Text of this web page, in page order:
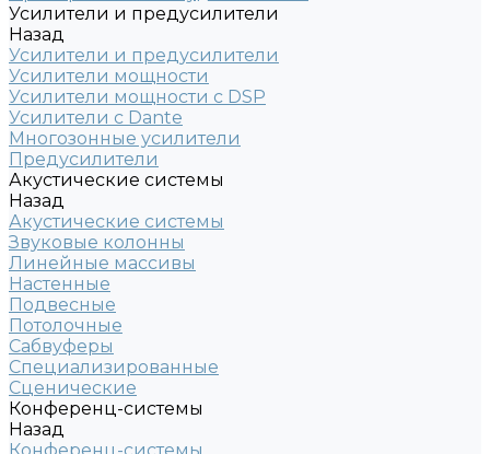
Усилители и предусилители
Назад
Усилители и предусилители
Усилители мощности
Усилители мощности с DSP
Усилители с Dante
Многозонные усилители
Предусилители
Акустические системы
Назад
Акустические системы
Звуковые колонны
Линейные массивы
Настенные
Подвесные
Потолочные
Сабвуферы
Специализированные
Сценические
Конференц-системы
Назад